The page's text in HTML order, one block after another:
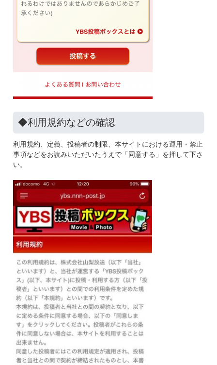
◆利用規約などの確認
利用規約、定義、投稿者の制限、本サイトにおける運用・禁止
事項などをお読みいただいたうえで「同意する」を押して下さ
い。